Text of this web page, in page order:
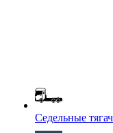
Седельные